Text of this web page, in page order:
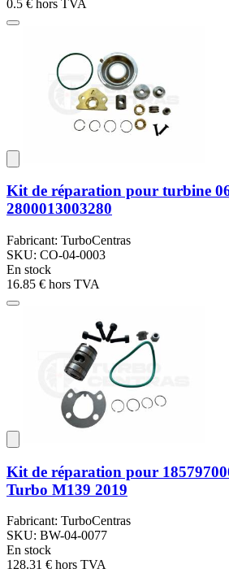
0.5 € hors TVA
Kit de réparation pour turbine
2800013003280
Fabricant: TurboCentras
SKU: CO-04-0003
En stock
16.85 € hors TVA
Kit de réparation pour
Turbo M139 2019
Fabricant: TurboCentras
SKU: BW-04-0077
En stock
128.31 € hors TVA